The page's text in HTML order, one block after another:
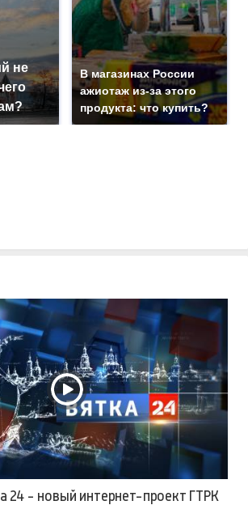
не
В магазинах России
ажиотаж из-за этого
продукта: что купить?
24 - новый интернет-проект ГТРК